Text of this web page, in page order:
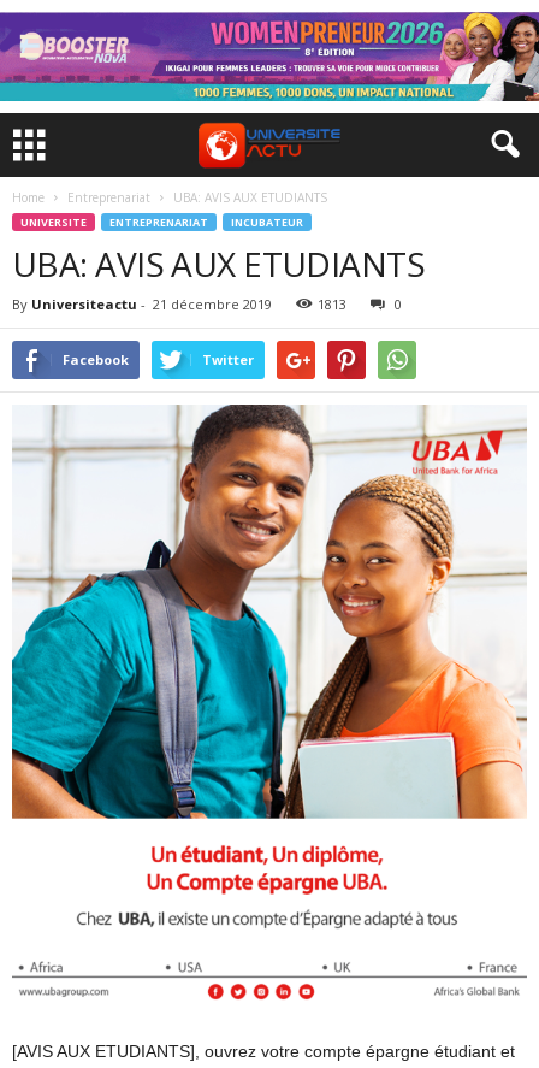
Home Entreprenariat UBA: AVIS AUX ETUDIANTS
UNIVERSITE ENTREPRENARIAT INCUBATEUR
UBA: AVIS AUX ETUDIANTS
By Universiteactu - 21 décembre 2019 1813 0
Facebook Twitter
[AVIS AUX ETUDIANTS], ouvrez votre compte épargne étudiant et